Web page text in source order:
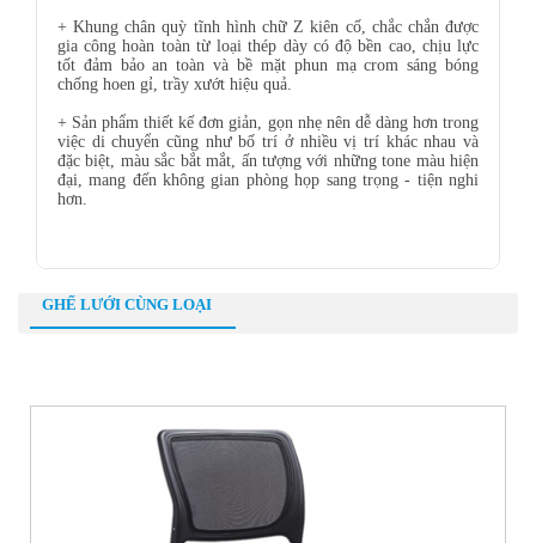
+ Khung chân quỳ tĩnh hình chữ Z kiên cố, chắc chắn được
gia công hoàn toàn từ loại thép dày có độ bền cao, chịu lực
tốt đảm bảo an toàn và bề mặt phun mạ crom sáng bóng
chống hoen gỉ, trầy xướt hiệu quả.
+ Sản phẩm thiết kế đơn giản, gọn nhẹ nên dễ dàng hơn trong
việc di chuyển cũng như bố trí ở nhiều vị trí khác nhau và
đặc biệt, màu sắc bắt mắt, ấn tượng với những tone màu hiện
đại, mang đến không gian phòng họp sang trọng - tiện nghi
hơn.
GHẾ LƯỚI CÙNG LOẠI